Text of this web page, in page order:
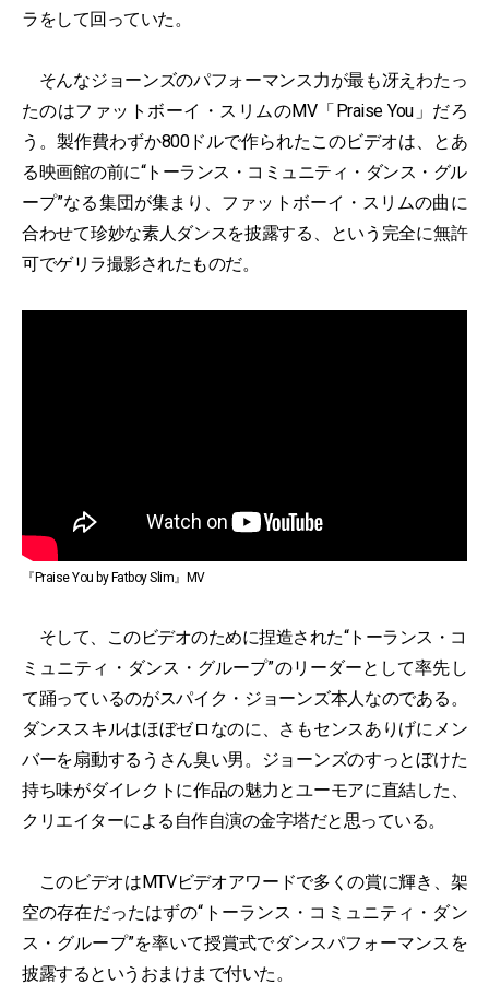
ラをして回っていた。
そんなジョーンズのパフォーマンス力が最も冴えわたっ
たのはファットボーイ・スリムのMV「Praise You」だろ
う。製作費わずか800ドルで作られたこのビデオは、とあ
る映画館の前に“トーランス・コミュニティ・ダンス・グル
ープ”なる集団が集まり、ファットボーイ・スリムの曲に
合わせて珍妙な素人ダンスを披露する、という完全に無許
可でゲリラ撮影されたものだ。
『Praise You by Fatboy Slim』MV
そして、このビデオのために捏造された“トーランス・コ
ミュニティ・ダンス・グループ”のリーダーとして率先し
て踊っているのがスパイク・ジョーンズ本人なのである。
ダンススキルはほぼゼロなのに、さもセンスありげにメン
バーを扇動するうさん臭い男。ジョーンズのすっとぼけた
持ち味がダイレクトに作品の魅力とユーモアに直結した、
クリエイターによる自作自演の金字塔だと思っている。
このビデオはMTVビデオアワードで多くの賞に輝き、架
空の存在だったはずの“トーランス・コミュニティ・ダン
ス・グループ”を率いて授賞式でダンスパフォーマンスを
披露するというおまけまで付いた。